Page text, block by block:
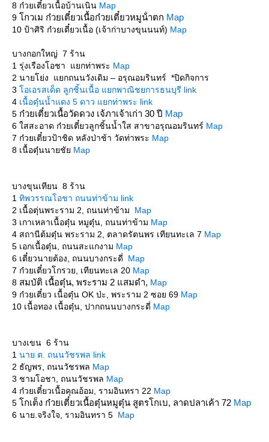
8 ก๋วยเตี๋ยวเนื้อบ้านเนิน Map
9 กวเม​ ก๋วยเตี๋ยว​เนื้อ​ก๋วยเตี๋ยว​หมู​น้​ำ​ตก​ Map
10 ป้าศิริ ก๋วยเตี๋ยวเนื้อ (เจ้าก่าบางขุนนนท์) Map
บางกอกใหญ่ 7 ร้าน
1 รุ่งเรืองโอชา แยกท่าพระ Map
2 นายโย่ง แยกถนนวังเดิม – อรุณอมรินทร์ *ปิดกิจการ
3 อเอรสเด็ด ลูกชิ้นเนื้อ แยกพาณิชยการธนบุรี link
4 เนื้อตุ๋นน้ำแดง 5 ดาว แยกท่าพระ link
5 ก๋วยเตี๋ยวเนื้อวัดดวง เจ้ภาเจ้าเก่า 30 ปี Map
6 ใสสะอาด ก๋วยเตี๋ยวลูกชิ้นน้ำใส สาขาอรุณอมรินทร์ Map
7 ก๋วยเตี๋ยวป้าชิด หลังป่าช้า วัดท่าพระ Map
8 เนื้อตุ๋นนายชั Map
บางขุนเทียน 8 ร้าน
1 ทิพวรรณโอชา ถนนท่าข้าม link
2 เนื้อตุ่นพระราม 2, ถนนท่าข้าม Map
3 เกาเหลาเนื้อตุ๋น หมูตุ๋น, ถนนท่าข้าม Map
4 สถานีต้มตุ๋น พระราม 2, ตลาดรัตนพร เทียนทะเล 7 Map
5 เอกเนื้อตุ๋น, ถนนสะแกงาม Map
6 เตี๋ยวนายต้อง, ถนนบางกระดี่ Map
7 ก๋วยเตี๋ยวโกรวย, เทียนทะเล 20 Map
8 สมบัติ เนื้อตุ๋น, พระราม 2 แสมดำ, Map
9 ก๋วยเตี๋ยว เนื้อตุ๋น OK ป่ะ, พระราม 2 ซอย 69 Map
10 เนื้อทอง เนื้อตุ๋น, ปากถนนบางกระดี่ Map
บางเขน 6 ร้าน
1 นาย ต. ถนนวัชรพล link
2 ธัญพร, ถนนวัชรพล Map
3 ชามโอชา, ถนนวัชรพล Map
4 ก๋วยเตี๋ยวเนื้อคุณอ้อม, รามอินทรา 22 Map
5 กเต็ง ก๋วยเตี๋ยวเนื้อตุ๋นหมูตุ๋น สูตรโกเบ, ลาดปลาเค้า 72 Map
6 นาย.จริงใจ, รามอินทรา 5 Map